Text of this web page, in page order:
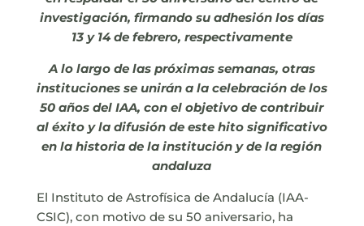
investigación, firmando su adhesión los días
13 y 14 de febrero, respectivamente
A lo largo de las próximas semanas, otras
instituciones se unirán a la celebración de los
50 años del IAA, con el objetivo de contribuir
al éxito y la difusión de este hito significativo
en la historia de la institución y de la región
andaluza
El Instituto de Astrofísica de Andalucía (IAA-
CSIC), con motivo de su 50 aniversario, ha